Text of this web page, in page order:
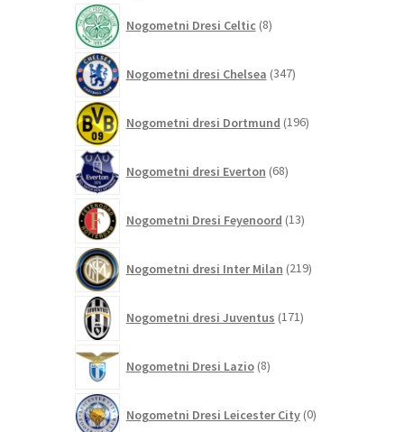
Nogometni Dresi Celtic 8izdelkov
Nogometni dresi Chelsea 347izdelkov
Nogometni dresi Dortmund 196izdelkov
Nogometni dresi Everton 68izdelkov
Nogometni Dresi Feyenoord 13izdelkov
Nogometni dresi Inter Milan 219izdelkov
Nogometni dresi Juventus 171izdelkov
Nogometni Dresi Lazio 8izdelkov
Nogometni Dresi Leicester City 0izdelkov